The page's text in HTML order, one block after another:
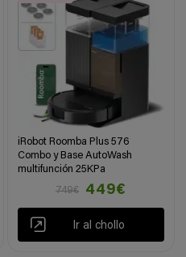
iRobot Roomba Plus 576
Combo y Base AutoWash
multifunción 25KPa
749€
449€
Ir al chollo